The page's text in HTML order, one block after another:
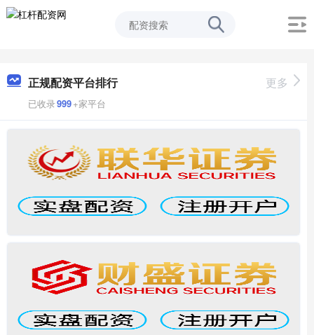
正规配资平台排行
已收录999+家平台
更多